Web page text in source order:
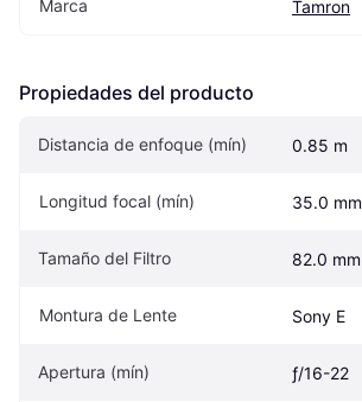
Marca Tamron
Propiedades del producto
Distancia de enfoque (mín) 0.85 m
Longitud focal (mín) 35.0 mm
Tamaño del Filtro 82.0 mm
Montura de Lente Sony E
Apertura (mín) ƒ/16-22